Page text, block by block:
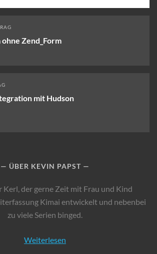
Zend_Form
mit Hudson
ÜBER KEVIN PAPST
Kerl, der gerne Zeit mit Frau und Kind
Kimai entwickelt und nebenbei
zu viele Serien binged.
Weiterlesen